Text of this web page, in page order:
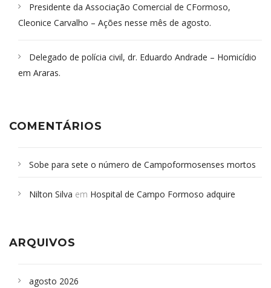
Presidente da Associação Comercial de CFormoso,
Cleonice Carvalho – Ações nesse mês de agosto.
Delegado de polícia civil, dr. Eduardo Andrade – Homicídio
em Araras.
COMENTÁRIOS
Sobe para sete o número de Campoformosenses mortos
Campoformosenses que morreram em desabamentos são
Nilton Silva em Hospital de Campo Formoso adquire
ARQUIVOS
agosto 2026